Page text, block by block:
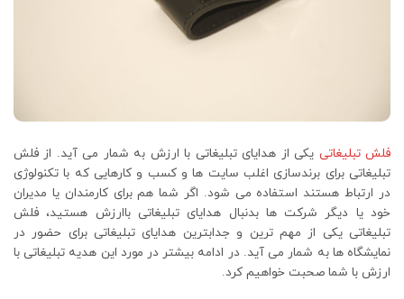
فلش تبلیغاتی یکی از هدایای تبلیغاتی با ارزش به شمار می آید. از فلش
تبلیغاتی برای برندسازی اغلب سایت ها و کسب و کارهایی که با تکنولوژی
در ارتباط هستند استفاده می شود. اگر شما هم برای کارمندان یا مدیران
خود یا دیگر شرکت ها بدنبال هدایای تبلیغاتی باارزش هستید، فلش
تبلیغاتی یکی از مهم ترین و جدابترین هدایای تبلیغاتی برای حضور در
نمایشگاه ها به شمار می آید. در ادامه بیشتر در مورد این هدیه تبلیغاتی با
ارزش با شما صحبت خواهیم کرد.